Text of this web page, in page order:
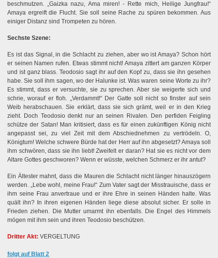
beschmutzen. „Gaizka nazu, Ama miren! - Rette mich, Heilige Jungfrau!“
Amaya ergreift die Flucht. Sie soll seine Rache zu spüren bekommen. Aus
einiger Distanz sind Trompeten zu hören.
Sechste Szene:
Es ist das Signal, in die Schlacht zu ziehen, aber wo ist Amaya? Schon hört
er seinen Namen rufen. Etwas stimmt nicht! Amaya zittert am ganzen Körper
und ist ganz blass. Teodosio sagt ihr auf den Kopf zu, dass sie ihn gesehen
habe. Sie soll ihm sagen, wo der Halunke ist. Was waren seine Worte zu ihr?
Es stimmt, dass er versuchte, sie zu sprechen. Aber sie weigerte sich und
schrie, worauf er floh. „Verdammt!“ Der Gatte soll nicht so finster auf sein
Weib herabschauen. Sie erklärt, dass sie sich grämt, weil er in den Krieg
zieht. Doch Teodosio denkt nur an seinen Rivalen. Den perfiden Feigling
schütze der Satan! Man kritisiert, dass es für einen zukünftigen König nicht
angepasst sei, zu viel Zeit mit dem Abschiednehmen zu vertrödeln. O,
Königtum! Welche schwere Bürde hat der Herr auf ihn abgesetzt? Amaya soll
ihm schwören, dass sie ihn liebt! Zweifelt er daran? Hat sie es nicht vor dem
Altare Gottes geschworen? Wenn er wüsste, welchen Schmerz er ihr antut?
Ein Ältester mahnt, dass die Mauren die Schlacht nicht länger hinauszögern
werden. „Lebe wohl, meine Frau!“ Zum Vater sagt der Misstrauische, dass er
ihm seine Frau anvertraue und er ihre Ehre in seinen Händen halte. Was
quält ihn? In ihren eigenen Händen liege diese absolut sicher. Er solle in
Frieden ziehen. Die Mutter umarmt ihn ebenfalls. Die Engel des Himmels
mögen mit ihm sein und ihren Teodosio beschützen.
Dritter Akt: VERGELTUNG
folgt auf Blatt 2